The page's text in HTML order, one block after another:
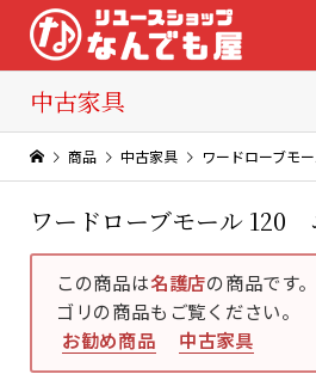
中古家具
商品 中古家具 ワードローブモ
ワードローブモール 120
この商品は名護店の商品です
ゴリの商品もご覧ください。
お勧め商品
中古家具